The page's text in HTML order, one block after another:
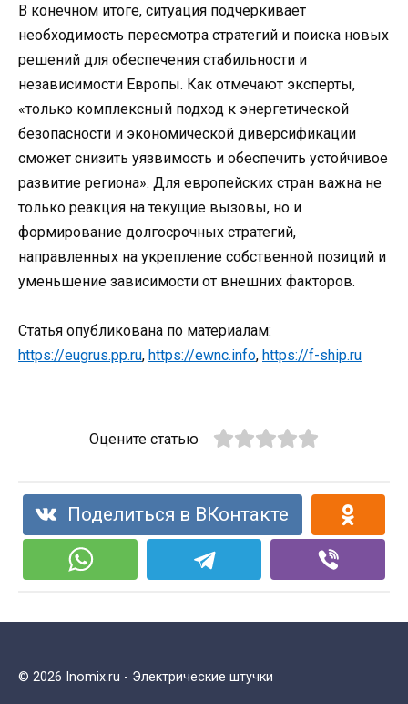
В конечном итоге, ситуация подчеркивает
необходимость пересмотра стратегий и поиска новых
решений для обеспечения стабильности и
независимости Европы. Как отмечают эксперты,
«только комплексный подход к энергетической
безопасности и экономической диверсификации
сможет снизить уязвимость и обеспечить устойчивое
развитие региона». Для европейских стран важна не
только реакция на текущие вызовы, но и
формирование долгосрочных стратегий,
направленных на укрепление собственной позиций и
уменьшение зависимости от внешних факторов.
Статья опубликована по материалам:
https://eugrus.pp.ru, https://ewnc.info, https://f-ship.ru
Оцените статью
Поделиться в ВКонтакте
© 2026 Inomix.ru - Электрические штучки